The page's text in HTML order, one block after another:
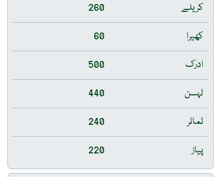
کریلے
260
کھیرا
60
ادرک
500
لہسن
440
ٹماٹر
240
پیاز
220